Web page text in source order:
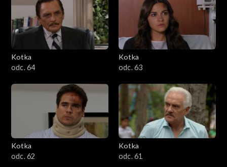
Kotka
odc. 64
Kotka
odc. 63
Kotka
odc. 62
Kotka
odc. 61